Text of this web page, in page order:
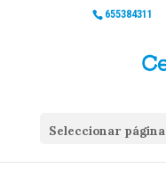
655384311
Seleccionar página